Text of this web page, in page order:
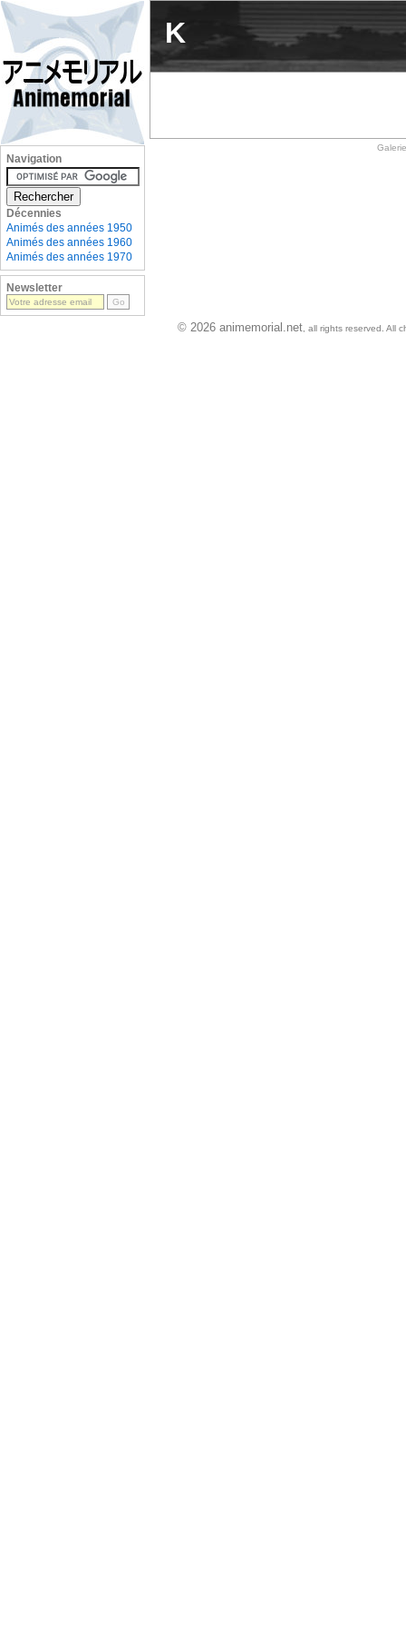
K
Galerie
Navigation
Décennies
Animés des années 1950
Animés des années 1960
Animés des années 1970
Newsletter
© 2026 animemorial.net , all rights reserved. All